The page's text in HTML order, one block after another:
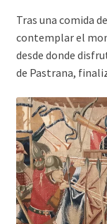
Tras una comida
contemplar el
desde donde
de Pastrana,